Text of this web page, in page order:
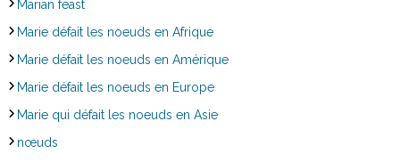
Marian feast
Marie défait les noeuds en Afrique
Marie défait les noeuds en Amérique
Marie défait les noeuds en Europe
Marie qui défait les noeuds en Asie
nœuds